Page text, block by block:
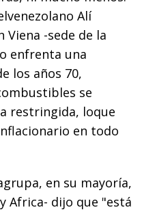
Alí
Viena -sede de la
enfrenta una
los años 70,
se
restringida, loque
en todo
en su mayoría,
Africa- dijo que "está